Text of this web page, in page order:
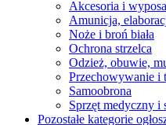
Akcesoria i
Amunicja,
Noże i broń biała
Ochrona strzelca
Odzież, obuwie,
Przechowywanie i
Samoobrona
Sprzęt medyczny i
Pozostałe kategorie